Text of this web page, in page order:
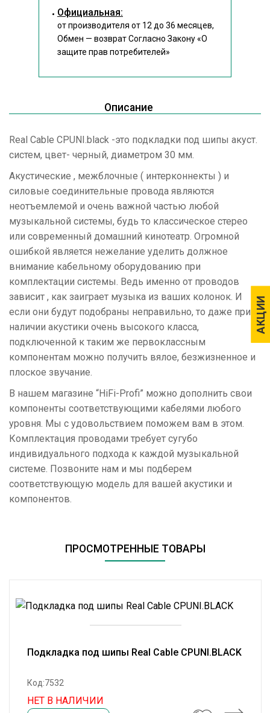
АКЦИИ
АКЦИИ
Официальная:
от производителя от 12 до 36 месяцев,
Обмен — возврат Согласно Закону«О
защите прав потребителей»
Описание
Real Cable CPUNI.black -это подкладки под шипы акуст.
систем, цвет- черный, диаметром 30 мм.
Акустические , межблочные ( интерконнекты ) и
силовые соединительные провода являются
неотъемлемой и очень важной частью любой
музыкальной системы, будь то классическое стерео
или современный домашний кинотеатр. Огромной
ошибкой является нежелание уделить должное
внимание кабельному оборудованию при
комплектации системы. Ведь именно от проводов
зависит , как заиграет музыка из ваших колонок. И
если они будут подобраны неправильно, то даже при
наличии акустики очень высокого класса,
подключенной к таким же первоклассным
компонентам можно получить вялое, безжизненное и
плоское звучание.
В нашем магазине “HiFi-Profi” можно дополнить свои
компоненты соответствующими кабелями любого
уровня. Мы с удовольствием поможем вам в этом.
Комплектация проводами требует сугубо
индивидуального подхода к каждой музыкальной
системе. Позвоните нам и мы подберем
соответствующую модель для вашей акустики и
компонентов.
ПРОСМОТРЕННЫЕ ТОВАРЫ
Подкладка под шипы Real Cable CPUNI.BLACK
Код:7532
НЕТ В НАЛИЧИИ